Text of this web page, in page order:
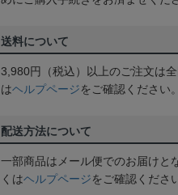
送料について
3,980円（税込）以上のご注文は
はヘルプページをご確認ください。
配送方法について
一部商品はメール便でのお届けと
くはヘルプページをご確認くださ